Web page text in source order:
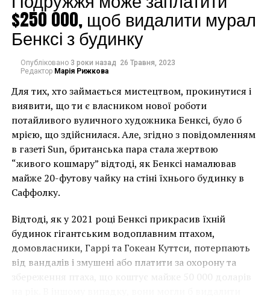
Франции. Например, знакомый всему миру Клод
Моне мастерски передавал настроение людей,
пожинающих плоды индустриальной революции,
людей на отдыхе, природу, солнце, тени и блики на
снегу, легкость и непринужденность.
$250 000, щоб видалити мурал
Бенксі з будинку
Опубліковано 3 роки назад 26 Травня, 2023
Редактор Марія Рижкова
Для тих, хто займається мистецтвом, прокинутися і
виявити, що ти є власником нової роботи
потайливого вуличного художника Бенксі, було б
мрією, що здійснилася. Але, згідно з повідомленням
в газеті Sun, британська пара стала жертвою
“живого кошмару” відтоді, як Бенксі намалював
майже 20-футову чайку на стіні їхнього будинку в
Саффолку.
Відтоді, як у 2021 році Бенксі прикрасив їхній
будинок гігантським водоплавним птахом,
домовласники, Гаррі та Гокеан Куттси, потерпають
від вандалів і змушені або платити за охорону та
збереження птаха, що коштує майже 50 000 доларів